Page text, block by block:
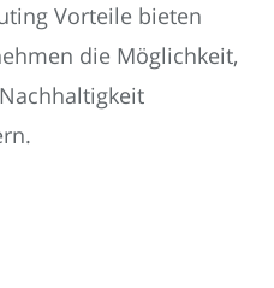
Vorteile bieten
die Möglichkeit,